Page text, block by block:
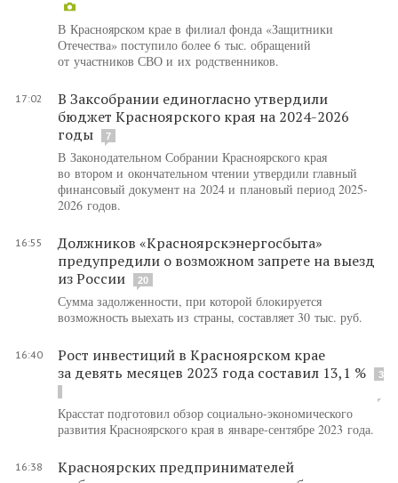
В Красноярском крае в филиал фонда «Защитники
Отечества» поступило более 6 тыс. обращений
от участников СВО и их родственников.
17:02
В Заксобрании единогласно утвердили
бюджет Красноярского края на 2024-2026
годы
7
В Законодательном Собрании Красноярского края
во втором и окончательном чтении утвердили главный
финансовый документ на 2024 и плановый период 2025-
2026 годов.
16:55
Должников «Красноярскэнергосбыта»
предупредили о возможном запрете на выезд
из России
20
Сумма задолженности, при которой блокируется
возможность выехать из страны, составляет 30 тыс. руб.
16:40
Рост инвестиций в Красноярском крае
за девять месяцев 2023 года составил 13,1 %
3
Красстат подготовил обзор социально-экономического
развития Красноярского края в январе-сентябре 2023 года.
16:38
Красноярских предпринимателей